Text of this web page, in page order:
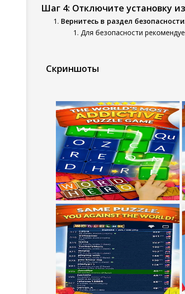
Шаг 4: Отключите установку
Вернитесь в раздел безопасности:
Для безопасности
Скриншоты